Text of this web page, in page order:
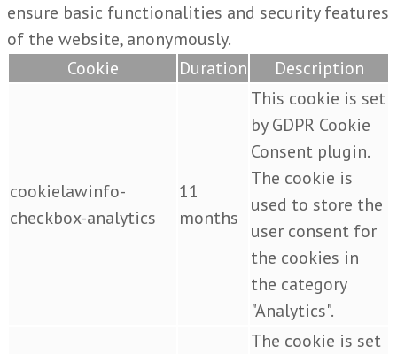
ensure basic functionalities and security features
of the website, anonymously.
Cookie
Duration Description
cookielawinfo-
checkbox-analytics
11
months
This cookie is set
by GDPR Cookie
Consent plugin.
The cookie is
used to store the
user consent for
the cookies in
the category
"Analytics".
The cookie is set